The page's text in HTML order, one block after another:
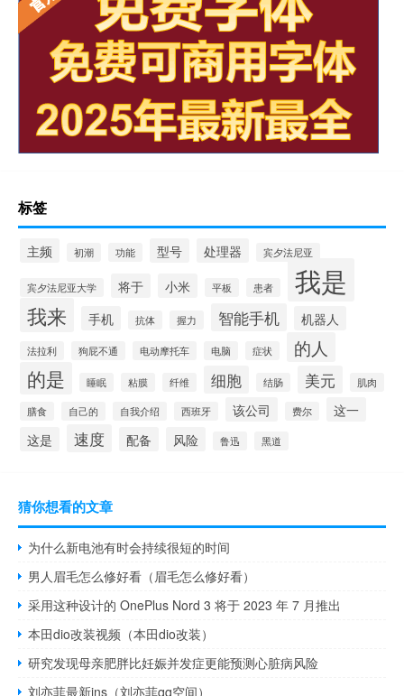
标签
主频 初潮 功能 型号 处理器 宾夕法尼亚
宾夕法尼亚大学 将于 小米 平板 患者 我是
我来 手机 抗体 握力 智能手机 机器人
法拉利 狗屁不通 电动摩托车 电脑 症状 的人
的是 睡眠 粘膜 纤维 细胞 结肠 美元 肌肉
膳食 自己的 自我介绍 西班牙 该公司 费尔
这一
这是
速度 配备 风险 鲁迅 黑道
猜你想看的文章
为什么新电池有时会持续很短的时间
男人眉毛怎么修好看（眉毛怎么修好看）
采用这种设计的 OnePlus Nord 3 将于 2023 年 7 月推出
本田dio改装视频（本田dio改装）
研究发现母亲肥胖比妊娠并发症更能预测心脏病风险
刘亦菲最新ins（刘亦菲qq空间）